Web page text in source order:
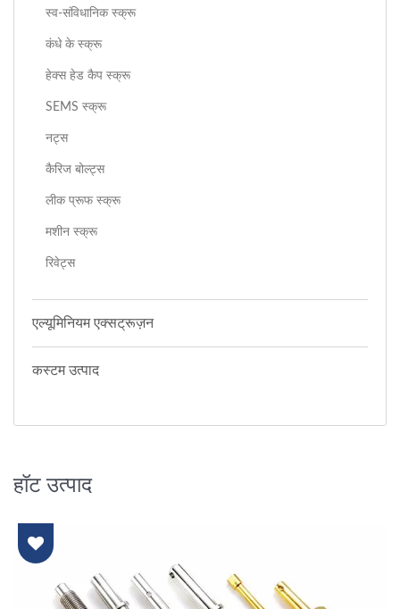
स्व-संविधानिक स्क्रू
कंधे के स्क्रू
हेक्स हेड कैप स्क्रू
SEMS स्क्रू
नट्स
कैरिज बोल्ट्स
लीक प्रूफ स्क्रू
मशीन स्क्रू
रिवेट्स
एल्यूमिनियम एक्सट्रूज़न
कस्टम उत्पाद
हॉट उत्पाद